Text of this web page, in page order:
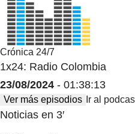
Crónica 24/7
1x24: Radio Colombia
23/08/2024 - 01:38:13
Ver más episodios Ir al
Noticias en 3′